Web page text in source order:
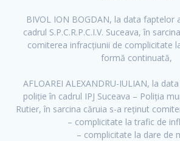
BIVOL ION BOGDAN, la data faptelor
cadrul S.P.C.R.P.C.I.V. Suceava, în
comiterea infracțiunii de complicitate
formă continuată,
AFLOAREI ALEXANDRU-IULIAN, la
poliție în cadrul IPJ Suceava – Poliția
Rutier, în sarcina căruia s-a reținut
– complicitate la trafic de
– complicitate la dare de